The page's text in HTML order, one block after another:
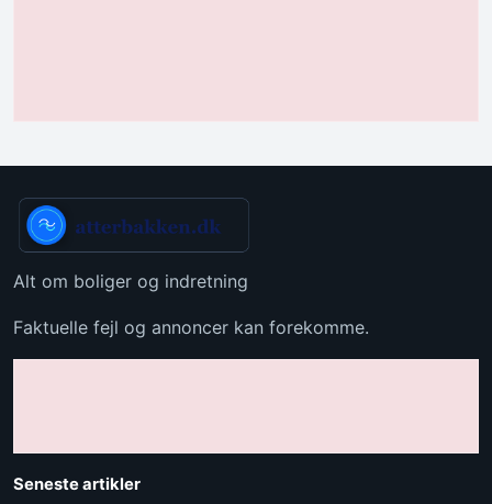
Alt om boliger og indretning
Faktuelle fejl og annoncer kan forekomme.
Seneste artikler